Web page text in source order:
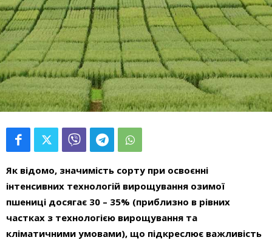
Як відомо, значимість сорту при освоєнні
інтенсивних технологій вирощування озимої
пшениці досягає 30 – 35% (приблизно в рівних
частках з технологією вирощування та
кліматичними умовами), що підкреслює важливість